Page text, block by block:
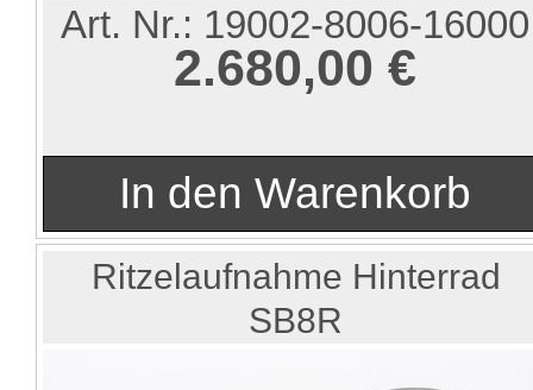
Art. Nr.: 19002-8006-16000
2.680,00 €
Ritzelaufnahme Hinterrad
SB8R